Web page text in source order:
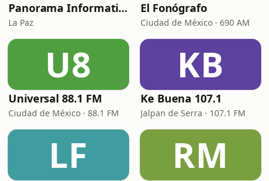
Panorama Informativo
La Paz
El Fonógrafo
Ciudad de México · 690 AM
U8
Universal 88.1 FM
Ciudad de México · 88.1 FM
KB
Ke Buena 107.1
Jalpan de Serra · 107.1 FM
LF RM